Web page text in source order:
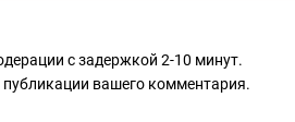
с задержкой 2-10 минут.
публикации вашего комментария.